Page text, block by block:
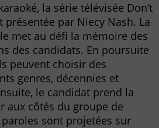
la série télévisée Don’t
présentée par Niecy Nash. La
met au défi la mémoire des
des candidats. En poursuite
peuvent choisir des
genres, décennies et
le candidat prend la
aux côtés du groupe de
sont projetées sur